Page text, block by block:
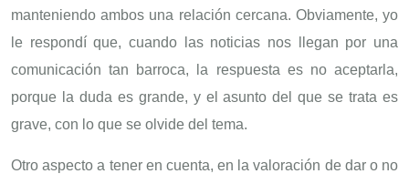
manteniendo ambos una relación cercana. Obviamente, yo
le respondí que, cuando las noticias nos llegan por una
comunicación tan barroca, la respuesta es no aceptarla,
porque la duda es grande, y el asunto del que se trata es
grave, con lo que se olvide del tema.
Otro aspecto a tener en cuenta, en la valoración de dar o no